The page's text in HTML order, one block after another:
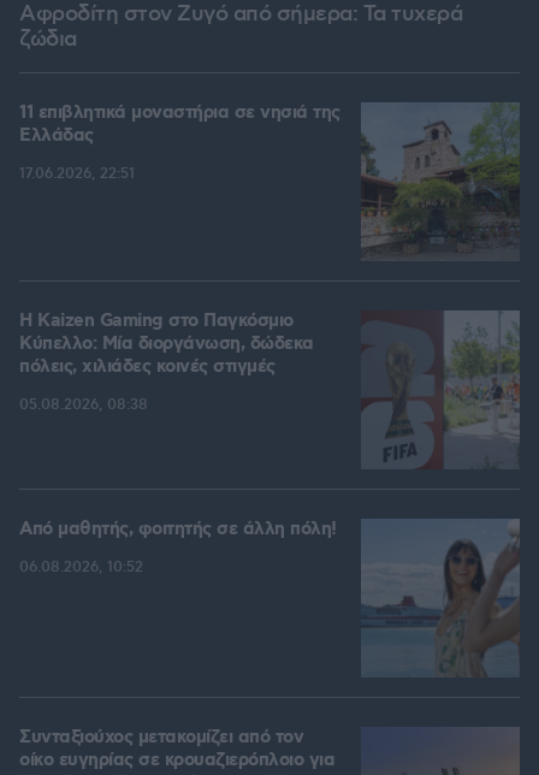
Αφροδίτη στον Ζυγό από σήμερα: Τα τυχερά
ζώδια
11 επιβλητικά μοναστήρια σε νησιά της
Ελλάδας
17.06.2026, 22:51
H Kaizen Gaming στο Παγκόσμιο
Kύπελλο: Μία διοργάνωση, δώδεκα
πόλεις, χιλιάδες κοινές στιγμές
05.08.2026, 08:38
Από μαθητής, φοιτητής σε άλλη πόλη!
06.08.2026, 10:52
Συνταξιούχος μετακομίζει από τον
οίκο ευγηρίας σε κρουαζιερόπλοιο για